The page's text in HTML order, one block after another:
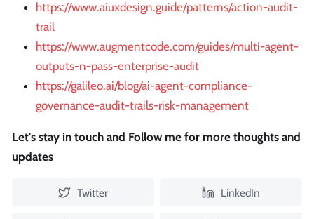
https://www.aiuxdesign.guide/patterns/action-audit-
trail
https://www.augmentcode.com/guides/multi-agent-
outputs-n-pass-enterprise-audit
https://galileo.ai/blog/ai-agent-compliance-
governance-audit-trails-risk-management
Let's stay in touch and Follow me for more thoughts and
updates
Twitter LinkedIn